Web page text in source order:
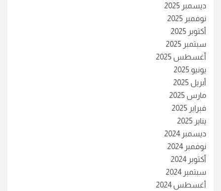
ديسمبر 2025
نوفمبر 2025
أكتوبر 2025
سبتمبر 2025
أغسطس 2025
يونيو 2025
أبريل 2025
مارس 2025
فبراير 2025
يناير 2025
ديسمبر 2024
نوفمبر 2024
أكتوبر 2024
سبتمبر 2024
أغسطس 2024